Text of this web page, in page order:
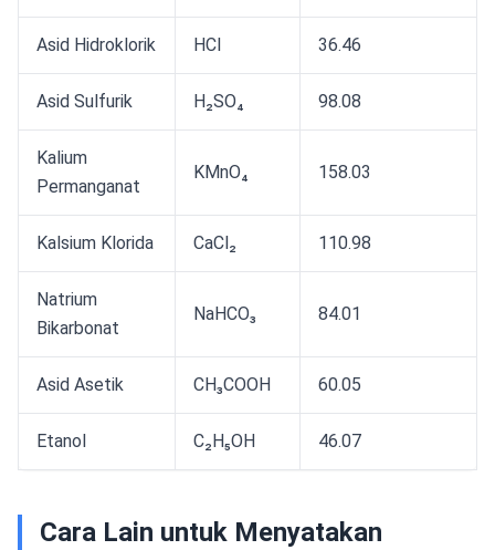
Asid Hidroklorik HCl 36.46
Asid Sulfurik H₂SO₄ 98.08
Kalium
Permanganat
KMnO₄ 158.03
Kalsium Klorida CaCl₂ 110.98
Natrium
Bikarbonat
NaHCO₃ 84.01
Asid Asetik CH₃COOH 60.05
Etanol C₂H₅OH 46.07
Cara Lain untuk Menyatakan